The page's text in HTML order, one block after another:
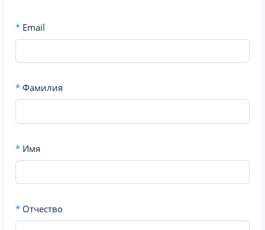
* Email
* Фамилия
* Имя
* Отчество